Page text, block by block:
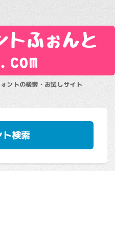
トふぉんと
ントの検索・お試しサイト
ト検索